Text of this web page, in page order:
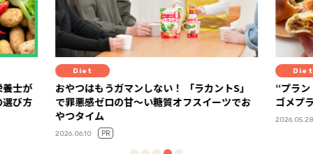
トS」
ツでお
Diet
“プラントベースって実際どう？”を体験！ カ
ゴメプラントベース部レポート
2026.05.28
迷い、
語る「
2025.11.14